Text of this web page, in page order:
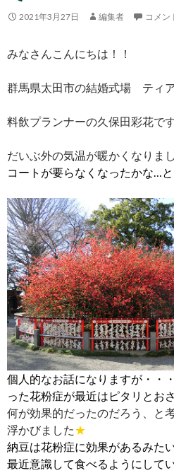
2021年3月27日 編集者 コメン
みなさんこんにちは！！
群馬県太田市の結婚式場 ティ
料飲プランナーの久保田彩花で
だいぶ外の気温が暖かくなりま
コートが要らなくなったかな…
個人的なお話になりますが・・
った花粉症が最近はピタリとお
何が効果的だったのだろう、と
浮かびました★
納豆は花粉症に効果があるみた
最近意識して食べるようにして